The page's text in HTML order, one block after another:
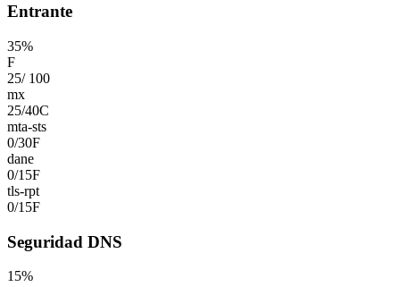
Entrante
35%
F
25/ 100
mx
25/40C
mta-sts
0/30F
dane
0/15F
tls-rpt
0/15F
Seguridad DNS
15%